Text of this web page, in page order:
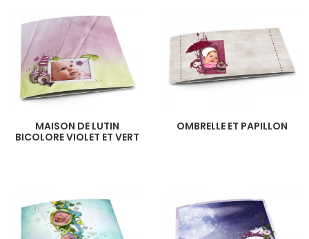
MAISON DE LUTIN
BICOLORE VIOLET ET VERT
OMBRELLE ET PAPILLON